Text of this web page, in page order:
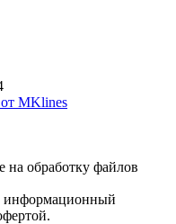
на обработку файлов
информационный